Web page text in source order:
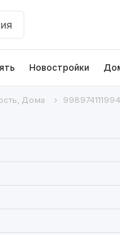
Новостройки
Дома 998974111994